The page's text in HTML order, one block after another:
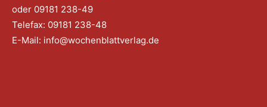
oder 09181 238-49
Telefax: 09181 238-48
E-Mail: info@wochenblattverlag.de